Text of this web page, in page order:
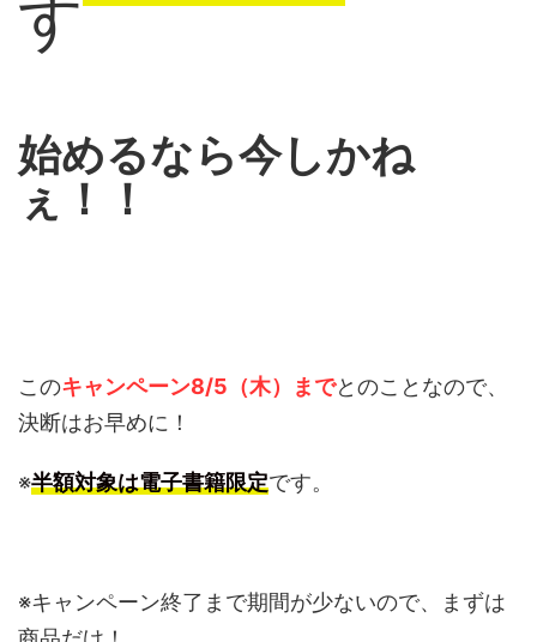
す
始めるなら今しかね
ぇ！！
このキャンペーン8/5（木）までとのことなので、
決断はお早めに！
※半額対象は電子書籍限定です。
※キャンペーン終了まで期間が少ないので、まずは